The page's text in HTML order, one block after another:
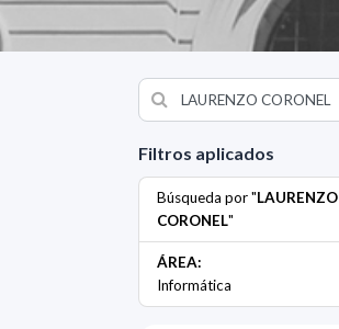
Filtros aplicados
Búsqueda por "LAURENZO
CORONEL"
ÁREA:
Informática